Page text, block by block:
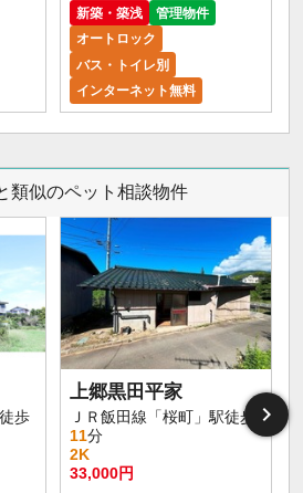
新築・築浅
管理物件
オートロック
バス・トイレ別
インターネット無料
類似のペット相談物件
歩
上郷黒田平家
ＪＲ飯田線「桜町」駅徒歩
11分
2K
33,000円